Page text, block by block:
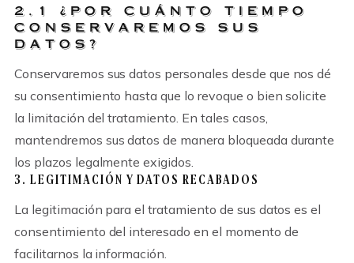
2.1 ¿POR CUÁNTO TIEMPO
CONSERVAREMOS SUS
DATOS?
Conservaremos sus datos personales desde que nos dé
su consentimiento hasta que lo revoque o bien solicite
la limitación del tratamiento. En tales casos,
mantendremos sus datos de manera bloqueada durante
los plazos legalmente exigidos.
3. LEGITIMACIÓN Y DATOS RECABADOS
La legitimación para el tratamiento de sus datos es el
consentimiento del interesado en el momento de
facilitarnos la información.